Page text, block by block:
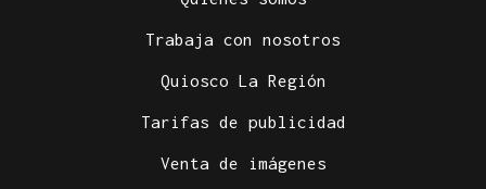
Trabaja con nosotros
Quiosco La Región
Tarifas de publicidad
Venta de imágenes